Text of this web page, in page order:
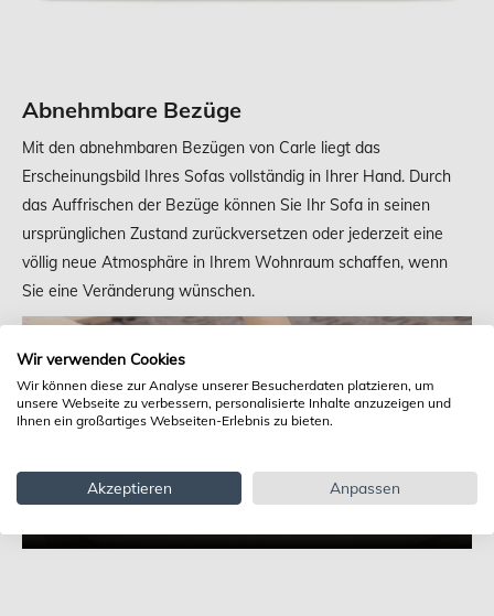
Abnehmbare Bezüge
Mit den abnehmbaren Bezügen von Carle liegt das
Erscheinungsbild Ihres Sofas vollständig in Ihrer Hand. Durch
das Auffrischen der Bezüge können Sie Ihr Sofa in seinen
ursprünglichen Zustand zurückversetzen oder jederzeit eine
völlig neue Atmosphäre in Ihrem Wohnraum schaffen, wenn
Sie eine Veränderung wünschen.
Wir verwenden Cookies
Wir können diese zur Analyse unserer Besucherdaten platzieren, um
unsere Webseite zu verbessern, personalisierte Inhalte anzuzeigen und
Ihnen ein großartiges Webseiten-Erlebnis zu bieten.
Akzeptieren Anpassen